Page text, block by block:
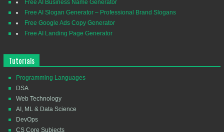
Free AI Business Name Generator
Free AI Slogan Generator – Professional Brand Slogans
Free Google Ads Copy Generator
Free AI Landing Page Generator
Tutorials
Programming Languages
DSA
Web Technology
AI, ML & Data Science
DevOps
CS Core Subjects